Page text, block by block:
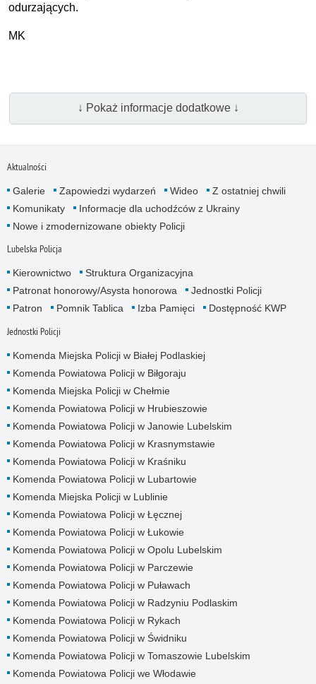
odurzających.
MK
↓ Pokaż informacje dodatkowe ↓
Aktualności
Galerie Zapowiedzi wydarzeń Wideo
Z ostatniej chwili
Komunikaty
Informacje dla uchodźców z Ukrainy
Nowe i zmodernizowane obiekty Policji
Lubelska Policja
Kierownictwo
Struktura Organizacyjna
Patronat honorowy/Asysta honorowa
Jednostki Policji
Patron
Pomnik Tablica Izba Pamięci Dostępność KWP
Jednostki Policji
Komenda Miejska Policji w Białej Podlaskiej
Komenda Powiatowa Policji w Biłgoraju
Komenda Miejska Policji w Chełmie
Komenda Powiatowa Policji w Hrubieszowie
Komenda Powiatowa Policji w Janowie Lubelskim
Komenda Powiatowa Policji w Krasnymstawie
Komenda Powiatowa Policji w Kraśniku
Komenda Powiatowa Policji w Lubartowie
Komenda Miejska Policji w Lublinie
Komenda Powiatowa Policji w Łęcznej
Komenda Powiatowa Policji w Łukowie
Komenda Powiatowa Policji w Opolu Lubelskim
Komenda Powiatowa Policji w Parczewie
Komenda Powiatowa Policji w Puławach
Komenda Powiatowa Policji w Radzyniu Podlaskim
Komenda Powiatowa Policji w Rykach
Komenda Powiatowa Policji w Świdniku
Komenda Powiatowa Policji w Tomaszowie Lubelskim
Komenda Powiatowa Policji we Włodawie